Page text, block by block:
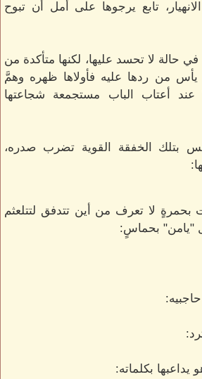
تابع يرجوها على أمل أن تبوح
حالة لا تحسد عليها، لكنها متأكدة من
من ردها عليه فأولاها ظهره وهمَّ
عند أعتاب الباب مستجمعة شجاعتها
بتلك الخفقة القوية تضرب صدره،
بحمرةٍ لا تعرف من أين تتدفق لتتلعثم
"يامن" بحماسٍ:
بكلماته: